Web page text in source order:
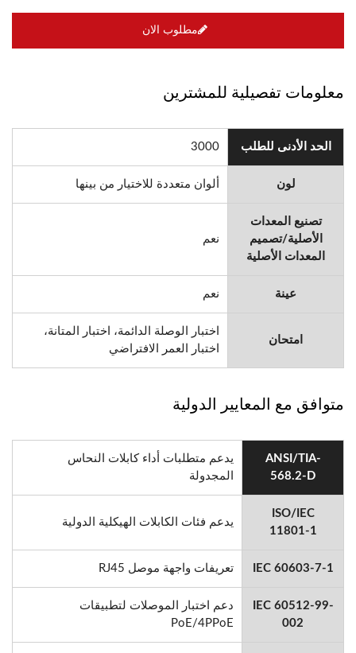
مطلوب الان
معلومات تفصيلية للمشترين
الحد الأدنى للطلب 3000
لون ألوان متعددة للاختيار من بينها
تصنيع المعدات
الأصلية/تصميم
المعدات الأصلية
نعم
عينة نعم
امتحان
اختبار الوصلة الدائمة، اختبار المتانة،
اختبار العمر الافتراضي
متوافق مع المعايير الدولية
ANSI/TIA-
568.2-D
يدعم متطلبات أداء كابلات النحاس
المجدولة
ISO/IEC
11801-1
يدعم فئات الكابلات الهيكلية الدولية
IEC 60603-7-1 تعريفات واجهة موصل RJ45
IEC 60512-99-
002
دعم اختبار الموصلات لتطبيقات
PoE/4PPoE